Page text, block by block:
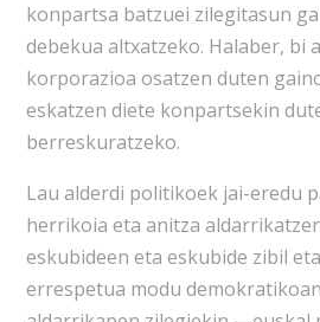
konpartsa batzuei zilegitasun
debekua altxatzeko. Halaber, bi
korporazioa osatzen duten
eskatzen diete konpartsekin
berreskuratzeko.
Lau alderdi politikoek jai-eredu
herrikoia eta anitza
eskubideen eta eskubide zibil
errespetua modu